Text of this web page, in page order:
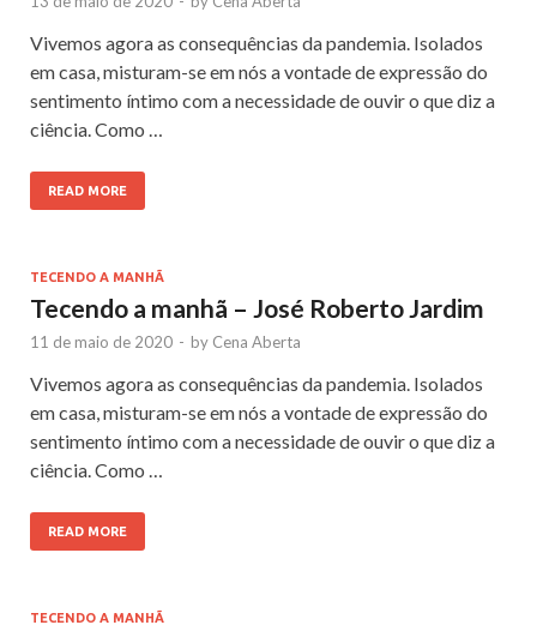
Vivemos agora as consequências da pandemia. Isolados
em casa, misturam-se em nós a vontade de expressão do
sentimento íntimo com a necessidade de ouvir o que diz a
ciência. Como …
READ MORE
TECENDO A MANHÃ
Tecendo a manhã – José Roberto Jardim
11 de maio de 2020 - by Cena Aberta
Vivemos agora as consequências da pandemia. Isolados
em casa, misturam-se em nós a vontade de expressão do
sentimento íntimo com a necessidade de ouvir o que diz a
ciência. Como …
READ MORE
TECENDO A MANHÃ